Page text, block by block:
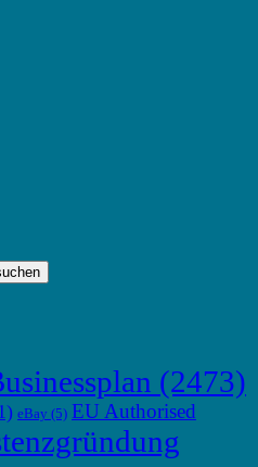
(2473)
eBay (5) EU Authorised